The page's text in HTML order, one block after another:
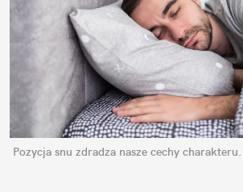
Pozycja snu zdradza nasze cechy charakteru.